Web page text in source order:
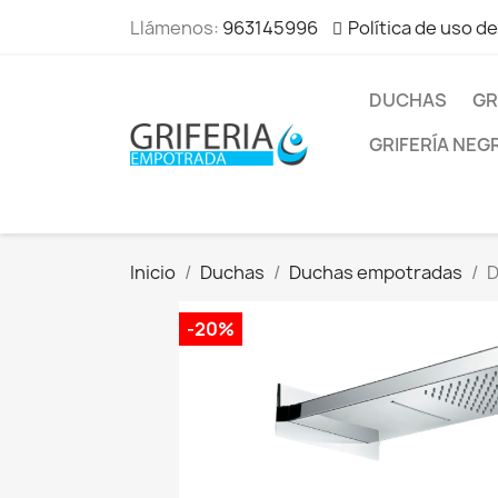
Llámenos: 963145996 Política de uso
DUCHAS
GRIFERÍA
Inicio Duchas Duchas empotradas
-20%